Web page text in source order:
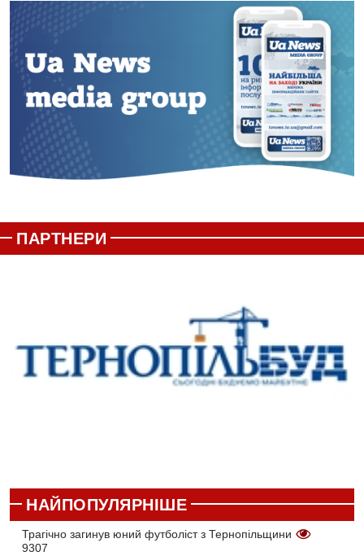
ПАРТНЕРИ
НАЙПОПУЛЯРНІШЕ
Трагічно загинув юний футболіст з Тернопільщини
9307